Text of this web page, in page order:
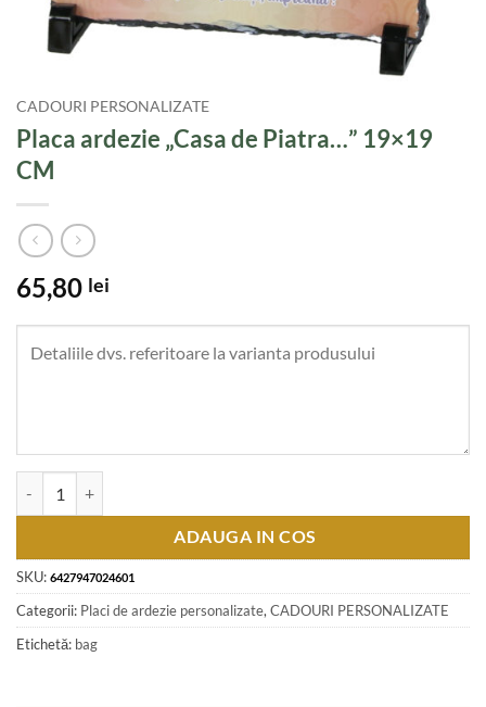
CADOURI PERSONALIZATE
Placa ardezie „Casa de Piatra…” 19×19
CM
65,80 lei
ADAUGA IN COS
SKU: 6427947024601
Categorii: Placi de ardezie personalizate, CADOURI PERSONALIZATE
Etichetă: bag